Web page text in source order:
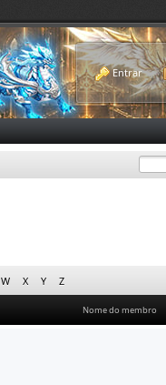
Entrar
W X Y Z
Nome do membro